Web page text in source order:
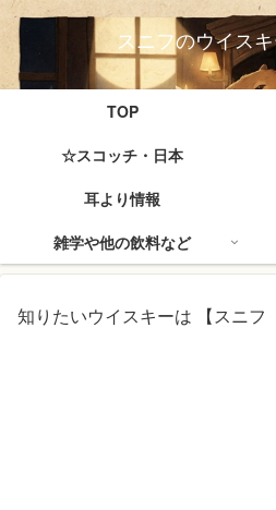
スニフのウイス
TOP
☆スコッチ・日本
耳より情報
雑学や他の飲料など
知りたいウイスキーは 【スニ